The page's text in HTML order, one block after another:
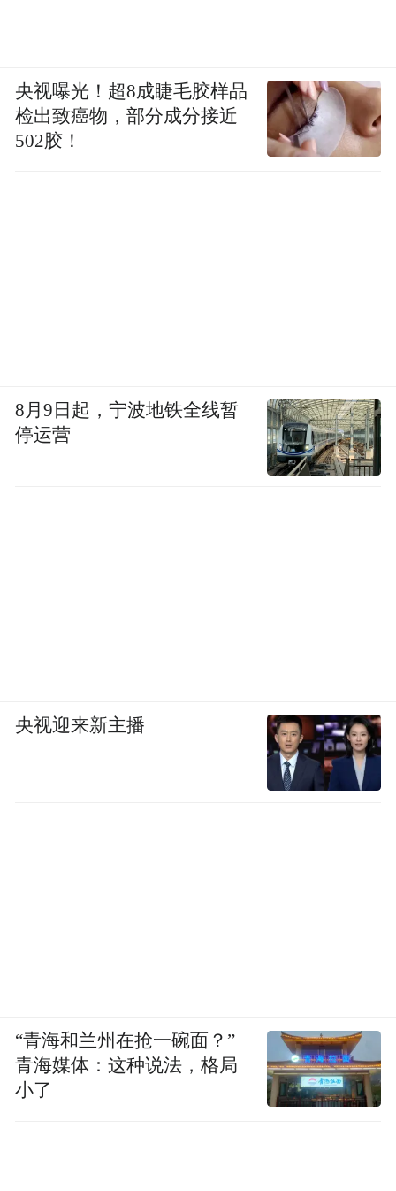
央视曝光！超8成睫毛胶样品
检出致癌物，部分成分接近
502胶！
8月9日起，宁波地铁全线暂
停运营
央视迎来新主播
“青海和兰州在抢一碗面？”
青海媒体：这种说法，格局
小了